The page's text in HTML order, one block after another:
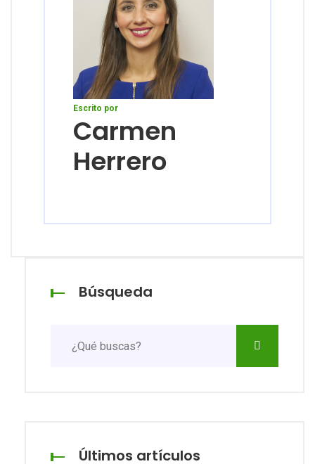
Escrito por
Carmen
Herrero
Búsqueda
Últimos artículos